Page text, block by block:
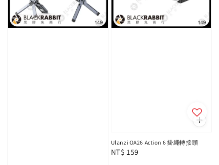
Ulanzi OA26 Action 6 掛繩轉接頭
Regular
NT$ 159